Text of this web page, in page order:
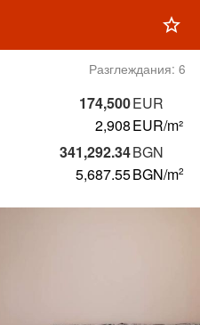
star_outline
Разглеждания: 6
174,500EUR
2,908EUR/m²
341,292.34BGN
5,687.55BGN/m2